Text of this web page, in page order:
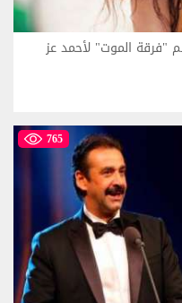
"فرقة الموت" لأحمد عز
765